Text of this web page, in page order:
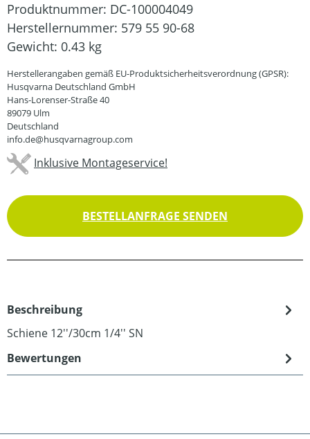
Produktnummer: DC-100004049
Herstellernummer: 579 55 90-68
Gewicht: 0.43 kg
Herstellerangaben gemäß EU-Produktsicherheitsverordnung (GPSR):
Husqvarna Deutschland GmbH
Hans-Lorenser-Straße 40
89079 Ulm
Deutschland
info.de@husqvarnagroup.com
Inklusive Montageservice!
BESTELLANFRAGE SENDEN
Beschreibung
Schiene 12''/30cm 1/4'' SN
Bewertungen